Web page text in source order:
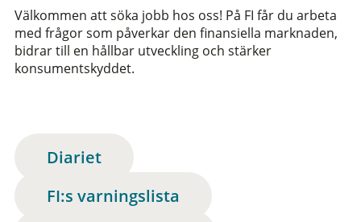
Välkommen att söka jobb hos oss! På FI får du arbeta
med frågor som påverkar den finansiella marknaden,
bidrar till en hållbar utveckling och stärker
konsumentskyddet.
Diariet
FI:s varningslista